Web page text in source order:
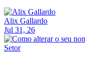
Alix Gallardo
Jul 31, 26
Setor